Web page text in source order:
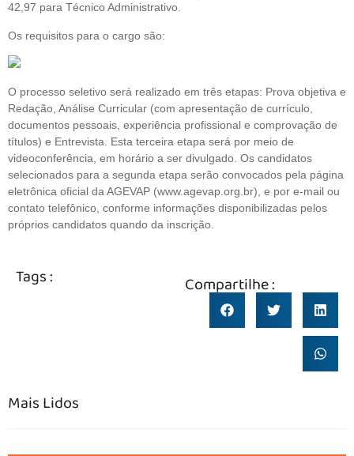
42,97 para Técnico Administrativo.
Os requisitos para o cargo são:
O processo seletivo será realizado em três etapas: Prova objetiva e
Redação, Análise Curricular (com apresentação de currículo,
documentos pessoais, experiência profissional e comprovação de
títulos) e Entrevista. Esta terceira etapa será por meio de
videoconferência, em horário a ser divulgado. Os candidatos
selecionados para a segunda etapa serão convocados pela página
eletrônica oficial da AGEVAP (www.agevap.org.br), e por e-mail ou
contato telefônico, conforme informações disponibilizadas pelos
próprios candidatos quando da inscrição.
Tags : Compartilhe :
Mais Lidos